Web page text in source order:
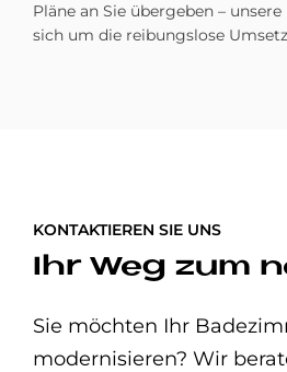
Pläne an Sie übergeben –
sich um die reibungslose
KONTAKTIEREN SIE UNS
Ihr Weg zum
Sie möchten Ihr
modernisieren? Wir